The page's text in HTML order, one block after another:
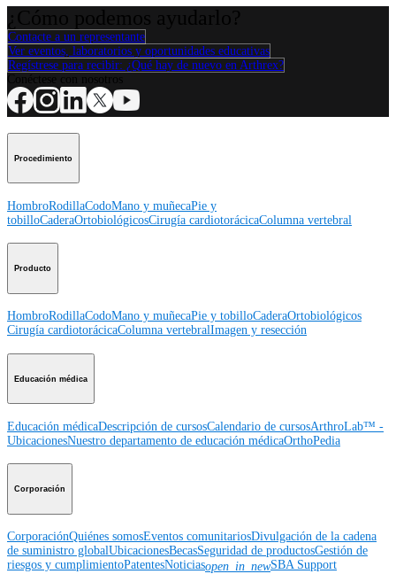
Contacte a un representante
Ver eventos, laboratorios y oportunidades educativas
Regístrese para recibir: ¿Qué hay de nuevo en Arthrex?
Procedimiento
HombroRodillaCodoMano y muñecaPie y
tobilloCaderaOrtobiológicosCirugía cardiotorácicaColumna vertebral
Producto
HombroRodillaCodoMano y muñecaPie y tobilloCaderaOrtobiológicos
Cirugía cardiotorácicaColumna vertebralImagen y resección
Educación médica
Educación médicaDescripción de cursosCalendario de cursosArthroLab™ -
UbicacionesNuestro departamento de educación médicaOrthoPedia
Corporación
CorporaciónQuiénes somosEventos comunitariosDivulgación de la cadena
de suministro globalUbicacionesBecasSeguridad de productosGestión de
riesgos y cumplimientoPatentesNoticiasopen_in_newSBA Support